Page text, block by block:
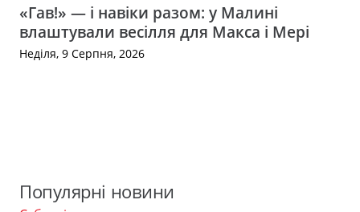
«Гав!» — і навіки разом: у Малині
влаштували весілля для Макса і Мері
Неділя, 9 Серпня, 2026
Популярні новини